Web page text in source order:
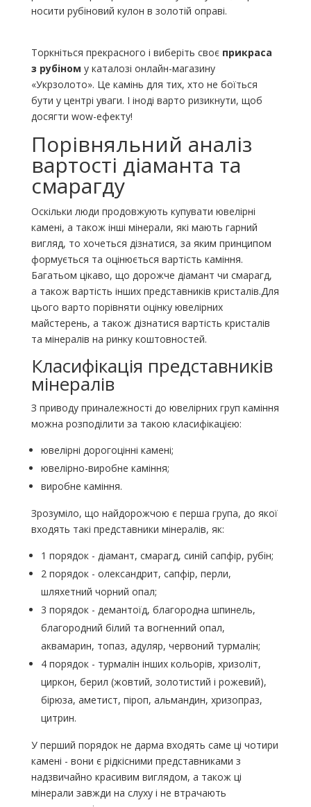
носити рубіновий кулон в золотій оправі.
Торкніться прекрасного і виберіть своє прикраса
з рубіном у каталозі онлайн-магазину
«Укрзолото». Це камінь для тих, хто не боїться
бути у центрі уваги. І іноді варто ризикнути, щоб
досягти wow-ефекту!
Порівняльний аналіз
вартості діаманта та
смарагду
Оскільки люди продовжують купувати ювелірні
камені, а також інші мінерали, які мають гарний
вигляд, то хочеться дізнатися, за яким принципом
формується та оцінюється вартість каміння.
Багатьом цікаво, що дорожче діамант чи смарагд,
а також вартість інших представників кристалів.Для
цього варто порівняти оцінку ювелірних
майстерень, а також дізнатися вартість кристалів
та мінералів на ринку коштовностей.
Класифікація представників
мінералів
З приводу приналежності до ювелірних груп каміння
можна розподілити за такою класифікацією:
ювелірні дорогоцінні камені;
ювелірно-виробне каміння;
виробне каміння.
Зрозуміло, що найдорожчою є перша група, до якої
входять такі представники мінералів, як:
1 порядок - діамант, смарагд, синій сапфір, рубін;
2 порядок - олександрит, сапфір, перли,
шляхетний чорний опал;
3 порядок - демантоїд, благородна шпинель,
благородний білий та вогненний опал,
аквамарин, топаз, адуляр, червоний турмалін;
4 порядок - турмалін інших кольорів, хризоліт,
циркон, берил (жовтий, золотистий і рожевий),
бірюза, аметист, піроп, альмандин, хризопраз,
цитрин.
У перший порядок не дарма входять саме ці чотири
камені - вони є рідкісними представниками з
надзвичайно красивим виглядом, а також ці
мінерали завжди на слуху і не втрачають